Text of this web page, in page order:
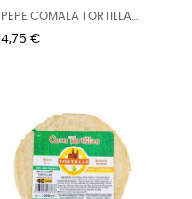
PEPE COMALA TORTILLA
MAIZ...
Precio
4,75 €